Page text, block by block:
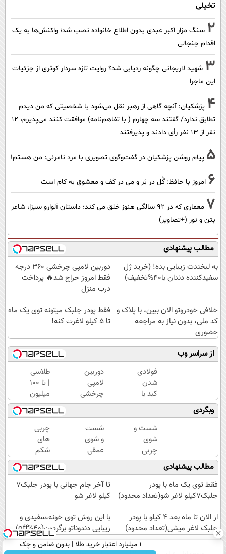
تخیلی
2 سنگ مزار اکبر عبدی بدون اطلاع خانواده نصب شد؛ واکنش‌ها به یک
اقدام جنجالی
3 شهید لاریجانی چگونه ردیابی شد؟ روایت تازه سردار کوثری از جزئیات
این ماجرا
4 پزشکیان‌: آنچه گاهی از رهبر نقل می‌شود با شخصیتی که من دیدم
تطابق ندارد/ گفتند سه چهارم ( با تفاهم‌نامه) موافقت کنند می‌پذیرم، 12
نفر از 13 نفر رأی دادند و پذیرفتند
5 پیام روشن پزشکیان در گفت‌و‌گوی تصویری با مرد نامرئی: من هستم!
6 امروز با حافظ: گُل در بَر و مِی در کَف و معشوق به کام است
7
معماری که در 92 سالگی هنوز خلق می کند؛ داستان آلوارو سیزا، شاعر
بتن و نور (+تصاویر)
مطالب پیشنهادی
به لبخندت زیبایی بده! (خرید ژل
سفیدکننده دندان با40%تخفیف)
دوربین لامپی چرخشی 360 درجه
فقط امروز حراج شد🔥 پرداخت
درب منزل
خلافی خودروتو الان ببین، با پلاک و
کد ملی، بدون نیاز به مراجعه
حضوری
فقط پودر جلبک میتونه توی یک ماه
تا 5 کیلو لاغرت کنه!
از سراسر وب
فولادی
شدن
کبد با
یک
فنجان
نوشیدنی
سم زدا
دوربین
لامپی
چرخشی
360
درجه
فقط
امروز
حراج
شد🔥
پرداخت
درب
منزل
طلاسی
| تا 100
میلیون
وام
آنی
خرید
طلا💰
ثبت
نام
کن!
وبگردی
شست و
شوی
چربی
های کبد
با
نوشیدنی
گیاهی(55%تخفیف)
شست
و شوی
عمقی
کبد با
دمنوش
سم
زدای
چربی
های
شکم
پهلوت
رو
فراری
مطالب پیشنهادی
فقط توی یک ماه با پودر
جلبک7کیلو لاغر شو(تعداد محدود)
تا آخر جام جهانی با پودر جلبک7
کیلو لاغر شو
از الان تا ماه بعد 4 کیلو با پودر
جلبک لاغر میشی(تعداد محدود)
با این روش توی خونه،سفیدی و
زیبایی دندوناتو برگردون(40%off)
۱ میلیارد اعتبار خرید طلا | بدون ضامن و چک